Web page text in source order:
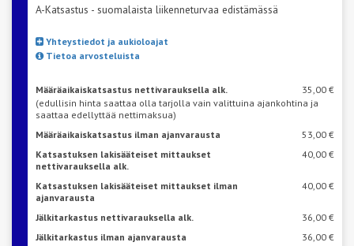
A-Katsastus - suomalaista liikenneturvaa edistämässä
Yhteystiedot ja aukioloajat
Tietoa arvosteluista
Määräaikaiskatsastus nettivarauksella alk.
35,00 €
(edullisin hinta saattaa olla tarjolla vain valittuina ajankohtina ja
saattaa edellyttää nettimaksua)
Määräaikaiskatsastus ilman ajanvarausta
53,00 €
Katsastuksen lakisääteiset mittaukset
nettivarauksella alk.
40,00 €
Katsastuksen lakisääteiset mittaukset ilman
ajanvarausta
40,00 €
Jälkitarkastus nettivarauksella alk.
36,00 €
Jälkitarkastus ilman ajanvarausta
36,00 €